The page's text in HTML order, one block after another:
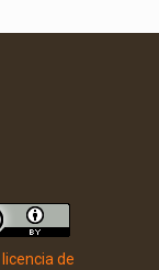
licencia de